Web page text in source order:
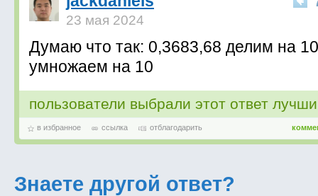
23 мая 2024
Думаю что так: 0,3683,68 делим на
умножаем на 10
пользователи выбрали этот ответ
в избранное ссылка отблагодарить
Знаете другой ответ?